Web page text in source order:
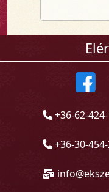
+36-62-
+36-30-